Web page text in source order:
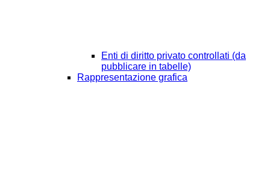
Enti di diritto privato controllati (da
pubblicare in tabelle)
Rappresentazione grafica